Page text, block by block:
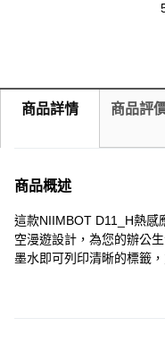
商品詳情 商品評
商品概述
這款NIIMBOT D11_H熱感
空漫遊設計，為您的辦公
墨水即可列印清晰的標籤
標籤，都能輕鬆應對。讓